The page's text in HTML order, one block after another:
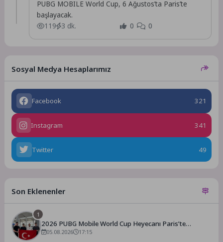
PUBG MOBILE World Cup, 6 Ağustos’ta Paris’te
başlayacak.
119
3 dk. 0 0
Sosyal Medya Hesaplarımız
Facebook 321
Instagram 341
Twitter 49
Son Eklenenler
1
2026 PUBG Mobile World Cup Heyecanı Paris’te
Başlıyor
05.08.2026 17:15